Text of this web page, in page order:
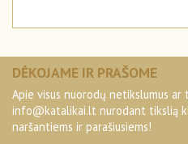
DĖKOJAME IR PRAŠOME
Apie visus nuorodų netikslumus
info@katalikai.lt nurodant tikslią
naršantiems ir parašiusiems!